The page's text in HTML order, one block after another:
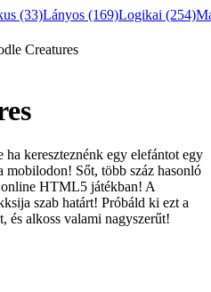
(33)Lányos (169)Logikai (254)
Creatures
kereszteznénk egy elefántot egy
Sőt, több száz hasonló
online HTML5 játékban! A
szab határt! Próbáld ki ezt a
és alkoss valami nagyszerűt!